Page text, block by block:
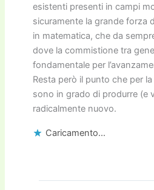
esistenti presenti in campi
sicuramente la grande forza
in matematica, che da
dove la commistione tra
fondamentale per
Resta però il punto che per
sono in grado di produrre (e
radicalmente nuovo.
Caricamento...